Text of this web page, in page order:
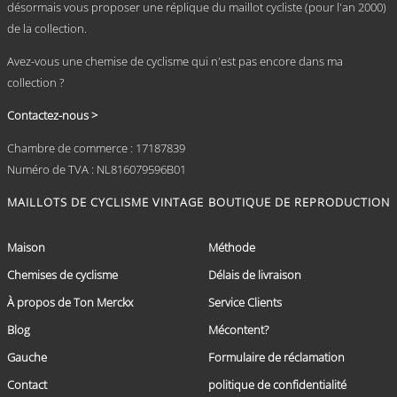
désormais vous proposer une réplique du maillot cycliste (pour l'an 2000)
de la collection.
Avez-vous une chemise de cyclisme qui n'est pas encore dans ma
collection ?
Contactez-nous >
Chambre de commerce : 17187839
Numéro de TVA : NL816079596B01
MAILLOTS DE CYCLISME VINTAGE
Maison
Chemises de cyclisme
À propos de Ton Merckx
Blog
Gauche
Contact
BOUTIQUE DE REPRODUCTION
Méthode
Délais de livraison
Service Clients
Mécontent?
Formulaire de réclamation
politique de confidentialité